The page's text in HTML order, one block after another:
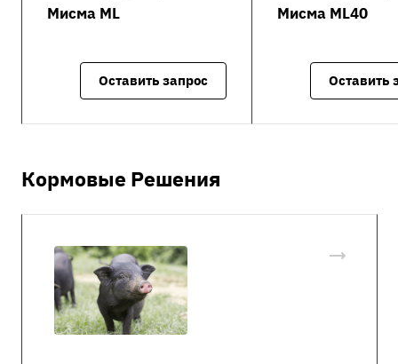
Мисма ML
Оставить запрос
Мисма ML40
Оставить
Кормовые Решения